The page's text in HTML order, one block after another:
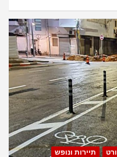
תיירות ונופש